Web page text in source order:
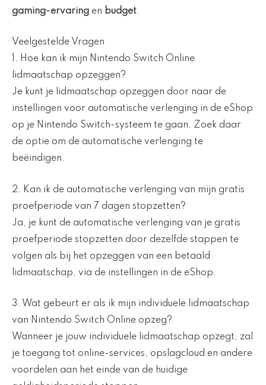
gaming-ervaring en budget.
Veelgestelde Vragen
1. Hoe kan ik mijn Nintendo Switch Online
lidmaatschap opzeggen?
Je kunt je lidmaatschap opzeggen door naar de
instellingen voor automatische verlenging in de eShop
op je Nintendo Switch-systeem te gaan. Zoek daar
de optie om de automatische verlenging te
beëindigen.
2. Kan ik de automatische verlenging van mijn gratis
proefperiode van 7 dagen stopzetten?
Ja, je kunt de automatische verlenging van je gratis
proefperiode stopzetten door dezelfde stappen te
volgen als bij het opzeggen van een betaald
lidmaatschap, via de instellingen in de eShop.
3. Wat gebeurt er als ik mijn individuele lidmaatschap
van Nintendo Switch Online opzeg?
Wanneer je jouw individuele lidmaatschap opzegt, zal
je toegang tot online-services, opslagcloud en andere
voordelen aan het einde van de huidige